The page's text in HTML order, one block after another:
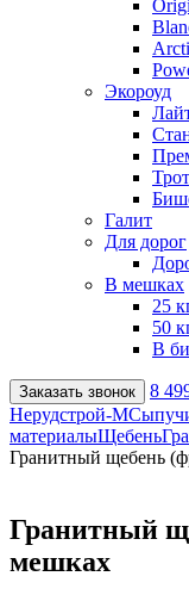
Экороуд
Галит
Для дорог
В мешках
25
50
В
Заказать звонок 8
Нерудстрой-М
материалыЩебень
Гранитный щебень
Гранитный
мешках